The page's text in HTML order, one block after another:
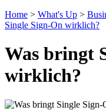
Home > What's Up >
Single Sign-On wirklich?
Was bringt
wirklich?